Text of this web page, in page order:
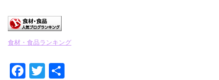
食材・食品ランキング
F
T